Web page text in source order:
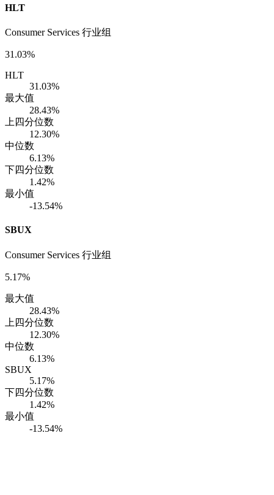
HLT
Consumer Services 行业组
31.03%
HLT
31.03%
最大值
28.43%
上四分位数
12.30%
中位数
6.13%
下四分位数
1.42%
最小值
-13.54%
SBUX
Consumer Services 行业组
5.17%
最大值
28.43%
上四分位数
12.30%
中位数
6.13%
SBUX
5.17%
下四分位数
1.42%
最小值
-13.54%